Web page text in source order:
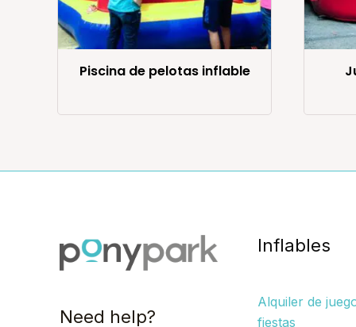
Piscina de pelotas inflable
Need help?
Inflables
Alquiler de
fiestas